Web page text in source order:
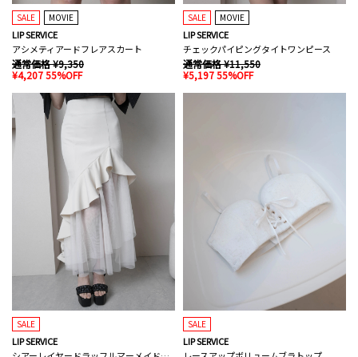
SALE MOVIE
LIP SERVICE
アシメティアードフレアスカート
通常価格 ¥9,350
¥4,207 55%OFF
SALE MOVIE
LIP SERVICE
チェックパイピングタイトワンピース
通常価格 ¥11,550
¥5,197 55%OFF
SALE
LIP SERVICE
SALE
LIP SERVICE